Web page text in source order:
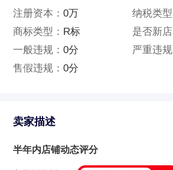
注册资本：0万 纳税类型
商标类型： R标 是否新店
一般违规：0分 严重违规
售假违规：0分
卖家描述
半年内店铺动态评分